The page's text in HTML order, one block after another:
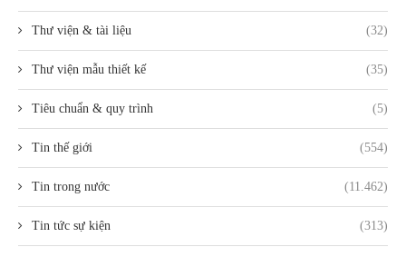
Thư viện & tài liệu (32)
Thư viện mẫu thiết kế (35)
Tiêu chuẩn & quy trình (5)
Tin thế giới (554)
Tin trong nước (11.462)
Tin tức sự kiện (313)